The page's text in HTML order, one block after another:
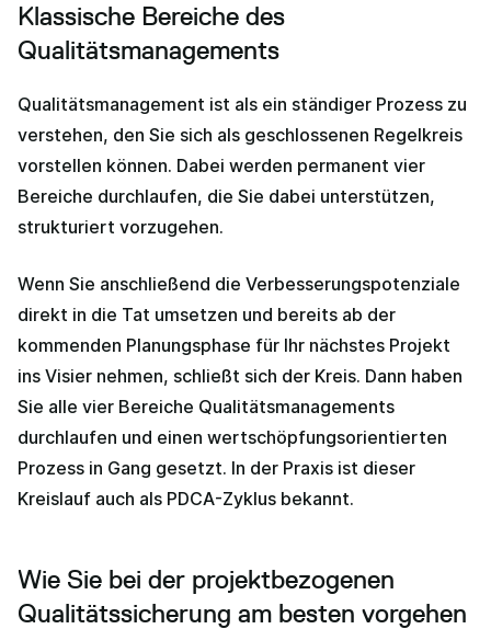
Klassische Bereiche des
Qualitätsmanagements
Qualitätsmanagement ist als ein ständiger Prozess zu
verstehen, den Sie sich als geschlossenen Regelkreis
vorstellen können. Dabei werden permanent vier
Bereiche durchlaufen, die Sie dabei unterstützen,
strukturiert vorzugehen.
Wenn Sie anschließend die Verbesserungspotenziale
direkt in die Tat umsetzen und bereits ab der
kommenden Planungsphase für Ihr nächstes Projekt
ins Visier nehmen, schließt sich der Kreis. Dann haben
Sie alle vier Bereiche Qualitätsmanagements
durchlaufen und einen wertschöpfungsorientierten
Prozess in Gang gesetzt. In der Praxis ist dieser
Kreislauf auch als PDCA-Zyklus bekannt.
Wie Sie bei der projektbezogenen
Qualitätssicherung am besten vorgehen